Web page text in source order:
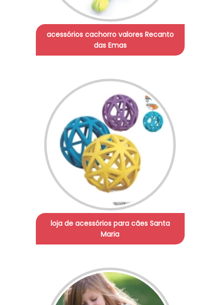
acessórios cachorro valores Recanto
das Emas
loja de acessórios para cães Santa
Maria